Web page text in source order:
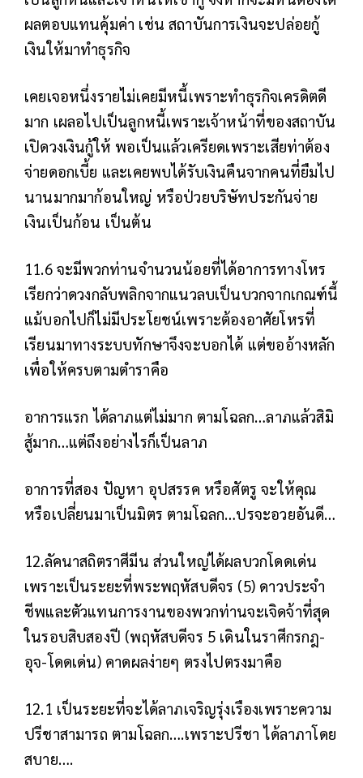
ผลตอบแทนคุ้มค่า เช่น สถาบันการเงินจะปล่อยกู้
เงินให้มาทำธุรกิจ
เคยเจอหนึ่งรายไม่เคยมีหนี้เพราะทำธุรกิจเครดิตดี
มาก เผลอไปเป็นลูกหนี้เพราะเจ้าหน้าที่ของสถาบัน
เปิดวงเงินกู้ให้ พอเป็นแล้วเครียดเพราะเสียท่าต้อง
จ่ายดอกเบี้ย และเคยพบได้รับเงินคืนจากคนที่ยืมไป
นานมากมาก้อนใหญ่ หรือป่วยบริษัทประกันจ่าย
เงินเป็นก้อน เป็นต้น
11.6 จะมีพวกท่านจำนวนน้อยที่ได้อาการทางโหร
เรียกว่าดวงกลับพลิกจากแนวลบเป็นบวกจากเกณฑ์นี้
แม้บอกไปก็ไม่มีประโยชน์เพราะต้องอาศัยโหรที่
เรียนมาทางระบบทักษาจึงจะบอกได้ แต่ขออ้างหลัก
เพื่อให้ครบตามตำราคือ
อาการแรก ได้ลาภแต่ไม่มาก ตามโฉลก…ลาภแล้วสิมิ
สู้มาก…แต่ถึงอย่างไรก็เป็นลาภ
อาการที่สอง ปัญหา อุปสรรค หรือศัตรู จะให้คุณ
หรือเปลี่ยนมาเป็นมิตร ตามโฉลก…ปรจะอวยอันดี…
12.ลัคนาสถิตราศีมีน ส่วนใหญ่ได้ผลบวกโดดเด่น
เพราะเป็นระยะที่พระพฤหัสบดีจร (5) ดาวประจำ
ชีพและตัวแทนการงานของพวกท่านจะเจิดจ้าที่สุด
ในรอบสิบสองปี (พฤหัสบดีจร 5 เดินในราศีกรกฎ-
อุจ-โดดเด่น) คาดผลง่ายๆ ตรงไปตรงมาคือ
12.1 เป็นระยะที่จะได้ลาภเจริญรุ่งเรืองเพราะความ
ปรีชาสามารถ ตามโฉลก….เพราะปรีชา ได้ลาภาโดย
สบาย….